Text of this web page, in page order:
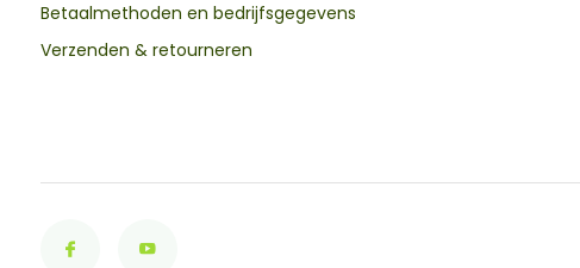
Betaalmethoden en bedrijfsgegevens
Verzenden & retourneren